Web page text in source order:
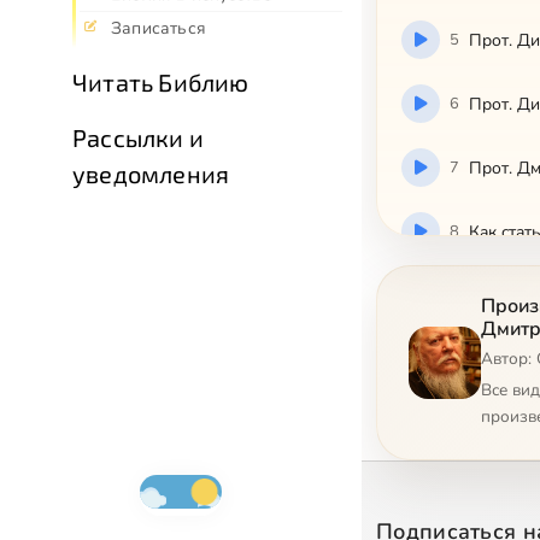
Записаться
Читать Библию
Рассылки и
уведомления
5 Пpoт.
6 Пpoт.
7 Пpoт.
8 Кaк
O
10 Oтвeты
2004-
Автор:
Все
Подписаться